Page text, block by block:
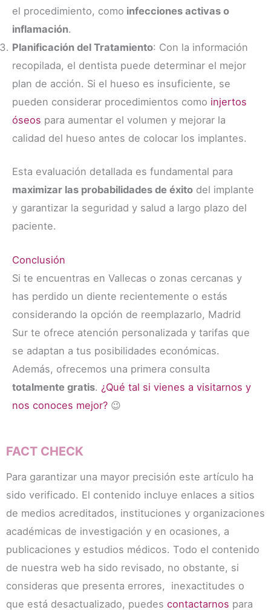
el procedimiento, como infecciones activas o
inflamación.
Planificación del Tratamiento: Con la información
recopilada, el dentista puede determinar el mejor
plan de acción. Si el hueso es insuficiente, se
pueden considerar procedimientos como injertos
óseos para aumentar el volumen y mejorar la
calidad del hueso antes de colocar los implantes.
Esta evaluación detallada es fundamental para
maximizar las probabilidades de éxito del implante
y garantizar la seguridad y salud a largo plazo del
paciente.
Conclusión
Si te encuentras en Vallecas o zonas cercanas y
has perdido un diente recientemente o estás
considerando la opción de reemplazarlo, Madrid
Sur te ofrece atención personalizada y tarifas que
se adaptan a tus posibilidades económicas.
Además, ofrecemos una primera consulta
totalmente gratis. ¿Qué tal si vienes a visitarnos y
nos conoces mejor? 😉
FACT CHECK
Para garantizar una mayor precisión este artículo ha
sido verificado. El contenido incluye enlaces a sitios
de medios acreditados, instituciones y organizaciones
académicas de investigación y en ocasiones, a
publicaciones y estudios médicos. Todo el contenido
de nuestra web ha sido revisado, no obstante, si
consideras que presenta errores, inexactitudes o
que está desactualizado, puedes contactarnos para